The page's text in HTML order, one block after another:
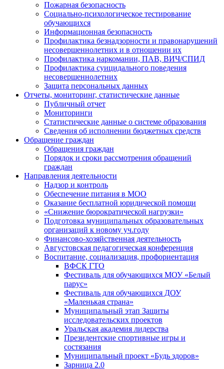
Пожарная безопасность
Социально-психологическое тестирование
обучающихся
Информационная безопасность
Профилактика безнадзорности и правонарушений
несовершеннолетних и в отношении их
Профилактика наркомании, ПАВ, ВИЧ/СПИД
Профилактика суицидального поведения
несовершеннолетних
Защита персональных данных
Отчеты, мониторинг, статистические данные
Публичный отчет
Мониторинги
Статистические данные о системе образования
Сведения об исполнении бюджетных средств
Обращение граждан
Обращения граждан
Порядок и сроки рассмотрения обращений
граждан
Направления деятельности
Надзор и контроль
Обеспечение питания в МОО
Оказание бесплатной юридической помощи
«Снижение бюрократической нагрузки»
Подготовка муниципальных образовательных
организаций к новому уч.году
Финансово-хозяйственная деятельность
Августовская педагогическая конференция
Воспитание, социализация, профориентация
ВФСК ГТО
Фестиваль для обучающихся МОУ «Белый
парус»
Фестиваль для обучающихся ДОУ
«Маленькая страна»
Муниципальный этап Защиты
исследовательских проектов
Уральская академия лидерства
Президентские спортивные игры и
состязания
Муниципальный проект «Будь здоров»
Зарница 2.0